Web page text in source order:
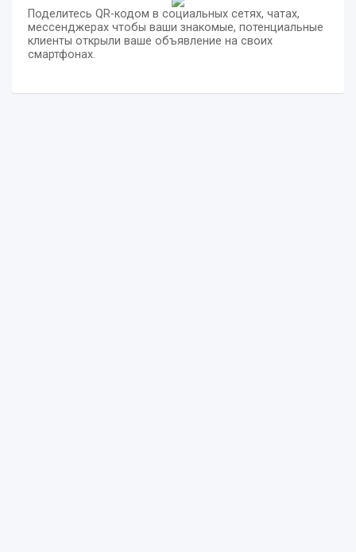
Поделитесь QR-кодом в социальных сетях, чатах,
мессенджерах чтобы ваши знакомые, потенциальные
клиенты открыли ваше объявление на своих
смартфонах.